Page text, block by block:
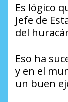
Es lógico
Jefe de
del
Eso ha
y en el
un buen